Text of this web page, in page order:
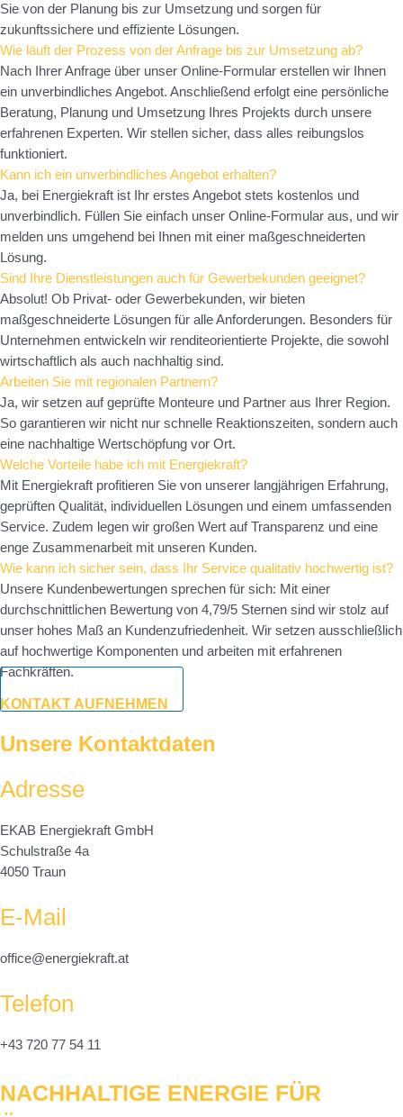
Sie von der Planung bis zur Umsetzung und sorgen für
zukunftssichere und effiziente Lösungen.
Wie läuft der Prozess von der Anfrage bis zur Umsetzung ab?
Nach Ihrer Anfrage über unser Online-Formular erstellen wir Ihnen
ein unverbindliches Angebot. Anschließend erfolgt eine persönliche
Beratung, Planung und Umsetzung Ihres Projekts durch unsere
erfahrenen Experten. Wir stellen sicher, dass alles reibungslos
funktioniert.
Kann ich ein unverbindliches Angebot erhalten?
Ja, bei Energiekraft ist Ihr erstes Angebot stets kostenlos und
unverbindlich. Füllen Sie einfach unser Online-Formular aus, und wir
melden uns umgehend bei Ihnen mit einer maßgeschneiderten
Lösung.
Sind Ihre Dienstleistungen auch für Gewerbekunden geeignet?
Absolut! Ob Privat- oder Gewerbekunden, wir bieten
maßgeschneiderte Lösungen für alle Anforderungen. Besonders für
Unternehmen entwickeln wir renditeorientierte Projekte, die sowohl
wirtschaftlich als auch nachhaltig sind.
Arbeiten Sie mit regionalen Partnern?
Ja, wir setzen auf geprüfte Monteure und Partner aus Ihrer Region.
So garantieren wir nicht nur schnelle Reaktionszeiten, sondern auch
eine nachhaltige Wertschöpfung vor Ort.
Welche Vorteile habe ich mit Energiekraft?
Mit Energiekraft profitieren Sie von unserer langjährigen Erfahrung,
geprüften Qualität, individuellen Lösungen und einem umfassenden
Service. Zudem legen wir großen Wert auf Transparenz und eine
enge Zusammenarbeit mit unseren Kunden.
Wie kann ich sicher sein, dass Ihr Service qualitativ hochwertig ist?
Unsere Kundenbewertungen sprechen für sich: Mit einer
durchschnittlichen Bewertung von 4,79/5 Sternen sind wir stolz auf
unser hohes Maß an Kundenzufriedenheit. Wir setzen ausschließlich
auf hochwertige Komponenten und arbeiten mit erfahrenen
Fachkräften.
KONTAKT AUFNEHMEN
Unsere Kontaktdaten
Adresse
EKAB Energiekraft GmbH
Schulstraße 4a
4050 Traun
E-Mail
office@energiekraft.at
Telefon
+43 720 77 54 11
NACHHALTIGE ENERGIE FÜR